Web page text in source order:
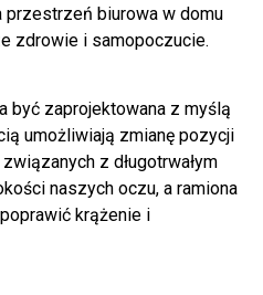
przestrzeń biurowa w domu
zdrowie i samopoczucie.
być zaprojektowana z myślą
umożliwiają zmianę pozycji
z długotrwałym
naszych oczu, a ramiona
krążenie i